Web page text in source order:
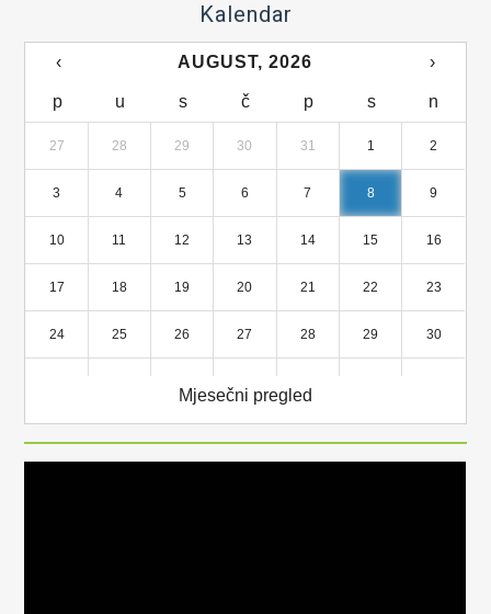
Kalendar
‹ AUGUST, 2026 ›
p u s č p s n
27 28 29 30 31 1 2
3 4 5 6 7 8 9
10 11 12 13 14 15 16
17 18 19 20 21 22 23
24 25 26 27 28 29 30
Mjesečni pregled